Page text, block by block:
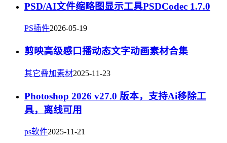
PSD/AI文件缩略图显示工具PSDCodec 1.7.0
PS插件2026-05-19
剪映高级感口播动态文字动画素材合集
其它叠加素材2025-11-23
Photoshop 2026 v27.0 版本，支持Ai移除工
具，离线可用
ps软件2025-11-21